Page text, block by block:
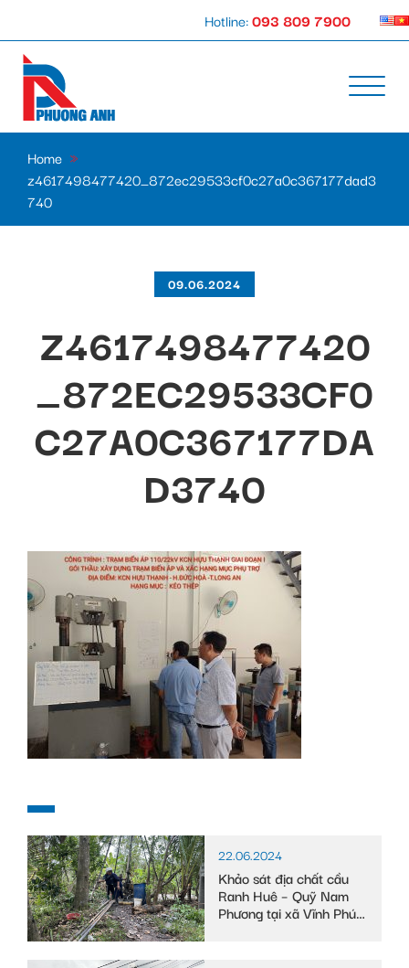
Hotline:093 809 7900
Home »
z4617498477420_872ec29533cf0c27a0c367177dad3
740
09.06.2024
Z4617498477420
_872EC29533CF0
C27A0C367177DA
D3740
22.06.2024
Khảo sát địa chất cầu
Ranh Huê – Quỹ Nam
Phương tại xã Vĩnh Phú